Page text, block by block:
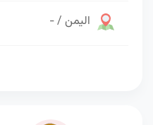
اليمن / -